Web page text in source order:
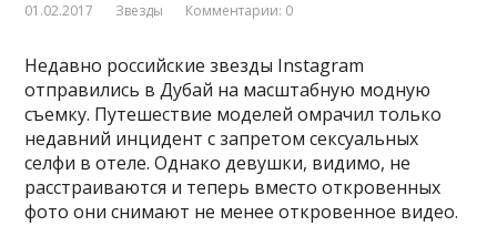
01.02.2017 Звезды Комментарии: 0
Недавно российские звезды Instagram
отправились в Дубай на масштабную модную
съемку. Путешествие моделей омрачил только
недавний инцидент с запретом сексуальных
селфи в отеле. Однако девушки, видимо, не
расстраиваются и теперь вместо откровенных
фото они снимают не менееоткровенное видео.